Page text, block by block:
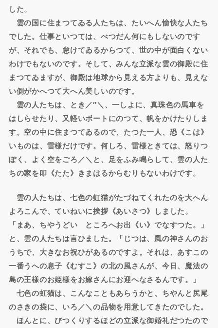
した。
雲の国に住まつてゐる人たちは、たいへん愉快な人たち
でした。仕事といつては、べつだん何にもしないのです
が、それでも、怠けてゐるからつて、世の中が面白くない
わけでもないのです。そして、みんな立派な雲の御殿に住
まつてゐますが、御殿は地球から見える方よりも、見えな
い側がかへつて大へん美しいのです。
雲の人たちは、とき／″＼、一しよに、真珠色の馬車を
はしらせたり、又軽いボートにのつて、帆をかけたりしま
す。空の中に住まつてゐるので、たつた一人、恐《こは》
いものは、雷様だけです。何しろ、雷様ときては、怒りつ
ぽく、よく空をごろ／＼と、足をふみ鳴らして、雲の人た
ちの家を叩《たた》きまはるからむりもないわけです。
雲の人たちは、七色の虹猫がたづねてくれたのを大へん
よろこんで、ていねいに挨拶《あいさつ》しました。
「まあ、ちやうどいゝところへお出《い》でなすつた。」
と、雲の人たちは言ひました。「じつは、風の神さんのお
うちで、大きなお祝ひがあるのですよ。それは、あすこの
一番うへの息子《むすこ》の北の風さんが、今日、魔法の
島の王様のお姫様をお嫁さんにお迎へなさるんです。」
七色の虹猫は、こんなこともあらうかと、ちやんと尻尾
のさきの袋に、いろ／＼の品物を用意してきたのでした。
ほんとに、びつくりするほどの立派な御婚礼だつたので